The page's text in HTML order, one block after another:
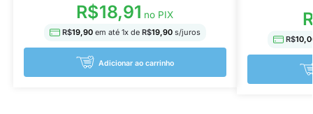
R$18,91 no PIX
R$19,90 em até 1x de R$19,90s/juros
Adicionar ao carrinho
R$